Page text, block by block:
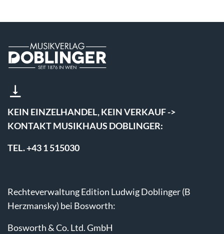
KEIN EINZELHANDEL, KEIN VERKAUF ->
KONTAKT MUSIKHAUS DOBLINGER:
TEL. +43 1 515030
Rechteverwaltung Edition Ludwig Doblinger (B
Herzmansky) bei Bosworth:
Bosworth & Co. Ltd. GmbH